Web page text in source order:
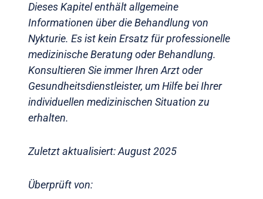
Dieses Kapitel enthält allgemeine
Informationen über die Behandlung von
Nykturie. Es ist kein Ersatz für professionelle
medizinische Beratung oder Behandlung.
Konsultieren Sie immer Ihren Arzt oder
Gesundheitsdienstleister, um Hilfe bei Ihrer
individuellen medizinischen Situation zu
erhalten.
Zuletzt aktualisiert: August 2025
Überprüft von: